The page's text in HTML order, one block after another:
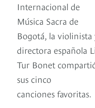
Internacional de
Música Sacra de
Bogotá, la violinista
directora española
Tur Bonet
sus cinco
canciones favoritas.